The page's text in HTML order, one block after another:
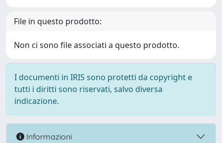
File in questo prodotto:
Non ci sono file associati a questo prodotto.
I documenti in IRIS sono protetti da copyright e
tutti i diritti sono riservati, salvo diversa
indicazione.
Informazioni